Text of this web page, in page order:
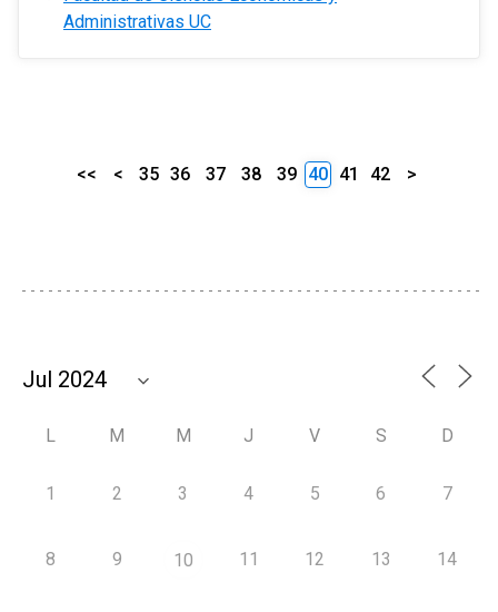
Administrativas UC
<< < 35 36 37 38 39 40 41 42 >
L M M J V S D
1 2 3 4 5 6 7
8 9 10 11 12 13 14